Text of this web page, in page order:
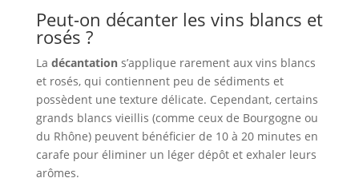
Peut-on décanter les vins blancs et
rosés ?
La décantations’applique rarement aux vins blancs
et rosés, qui contiennent peu de sédiments et
possèdent une texture délicate. Cependant, certains
grands blancs vieillis (comme ceux de Bourgogne ou
du Rhône) peuvent bénéficier de 10 à 20 minutes en
carafe pour éliminer un léger dépôt et exhaler leurs
arômes.